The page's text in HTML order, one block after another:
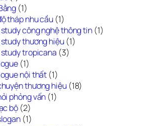
(1)
tháp nhu cầu (1)
công nghệ thông tin (1)
thương hiệu(1)
tropicana (3)
(1)
nội thất (1)
thương hiệu(18)
phỏng vấn (1)
bộ (2)
(1)